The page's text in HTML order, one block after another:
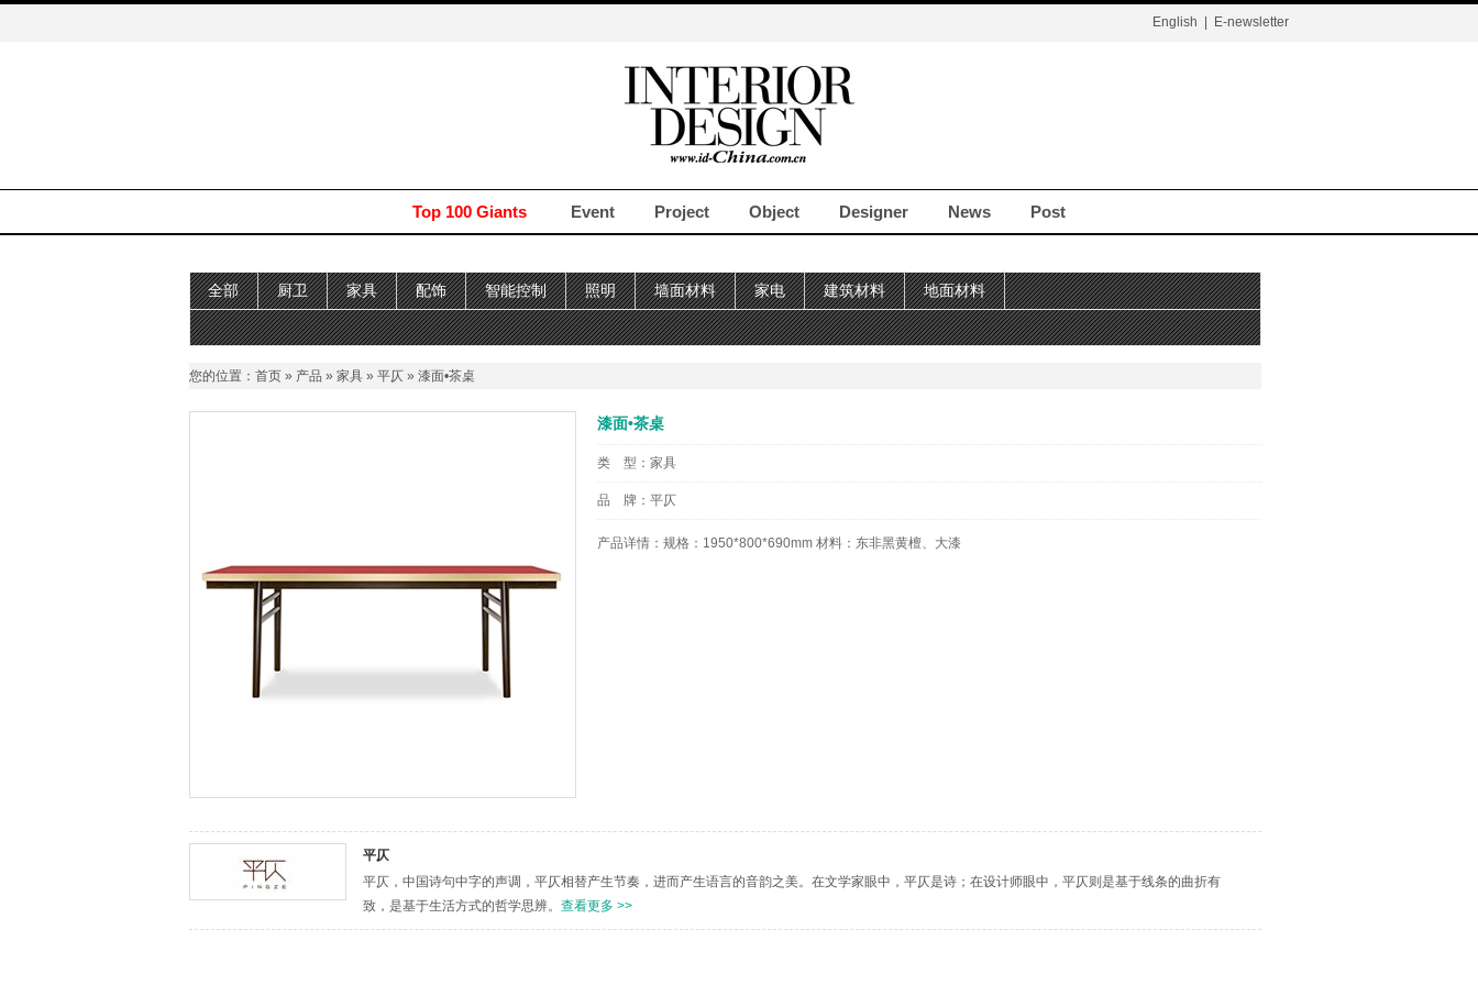
English E-newsletter
Top 100 Giants Event Project Object Designer News Post
全部 厨卫 家具 配饰 智能控制 照明 墙面材料 家电 建筑材料 地面材料
您的位置： 首页 » 产品 » 家具 » 平仄 » 漆面•茶桌
漆面•茶桌
类 型： 家具
品 牌： 平仄
产品详情： 规格：1950*800*690mm 材料：东非黑黄檀、大漆
平仄
平仄，中国诗句中字的声调，平仄相替产生节奏，进而产生语言的音韵之美。在文学家眼中，平仄是诗；在设计师眼中，平仄则是基于线条的曲折有
致，是基于生活方式的哲学思辨。 查看更多 >>